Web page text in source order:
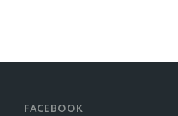
FACEBOOK